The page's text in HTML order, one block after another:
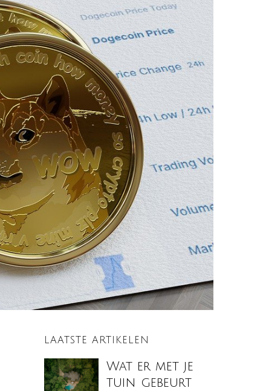
LAATSTE ARTIKELEN
Wat er met je
tuin gebeurt